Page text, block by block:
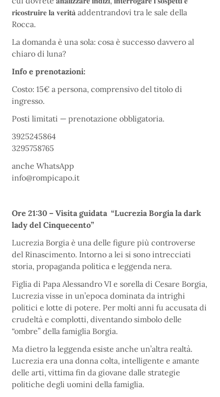
𝐫𝐢𝐜𝐨𝐬𝐭𝐫𝐮𝐢𝐫𝐞 𝐥𝐚 𝐯𝐞𝐫𝐢𝐭𝐚̀ addentrandovi tra le sale della
Rocca.
La domanda è una sola: cosa è successo davvero al
chiaro di luna?
Info e prenotazioni:
Costo: 15€ a persona, comprensivo del titolo di
ingresso.
Posti limitati — prenotazione obbligatoria.
3925245864
3295758765
anche WhatsApp
info@rompicapo.it
Ore 21:30 – Visita guidata “Lucrezia Borgia la dark
lady del Cinquecento”
Lucrezia Borgia è una delle figure più controverse
del Rinascimento. Intorno a lei si sono intrecciati
storia, propaganda politica e leggenda nera.
Figlia di Papa Alessandro VI e sorella di Cesare Borgia,
Lucrezia visse in un’epoca dominata da intrighi
politici e lotte di potere. Per molti anni fu accusata di
crudeltà e complotti, diventando simbolo delle
“ombre” della famiglia Borgia.
Ma dietro la leggenda esiste anche un’altra realtà.
Lucrezia era una donna colta, intelligente e amante
delle arti, vittima fin da giovane dalle strategie
politiche degli uomini della famiglia.